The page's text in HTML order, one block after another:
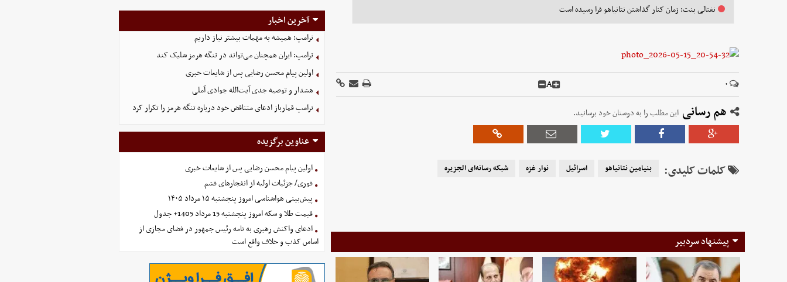
نفتالی بنت: زمان کنار گذاشتن نتانیاهو فرا رسیده است
۰ A
هم رسانی این مطلب را به دوستان خود برسانید.
کلمات کلیدی: بنیامین نتانیاهو اسرائیل نوار غزه شبکه رسانه‌ای الجزیره
پیشنهاد سردبیر
آخرین اخبار
ترامپ: همیشه به مهمات بیشتر نیاز داریم
ترامپ: ایران همچنان می‌تواند در تنگه هرمز شلیک کند
اولین پیام محسن رضایی پس از شایعات خبری
هشدار و توصیه جدی آیت‌الله جوادی آملی
ترامپ قمارباز ادعای متناقض خود درباره تنگه هرمز را تکرار کرد
عناوین برگزیده
اولین پیام محسن رضایی پس از شایعات خبری
فوری/ جزئیات اولیه از انفجارهای قشم
پیش‌بینی هواشناسی امروز پنجشنبه ۱۵ مرداد ۱۴۰۵
قیمت طلا و سکه امروز پنجشنبه 15 مرداد 1405+ جدول
ادعای واکنش رهبری به نامه رئیس جمهور در فضای مجازی از
اساس کذب و خلاف واقع است